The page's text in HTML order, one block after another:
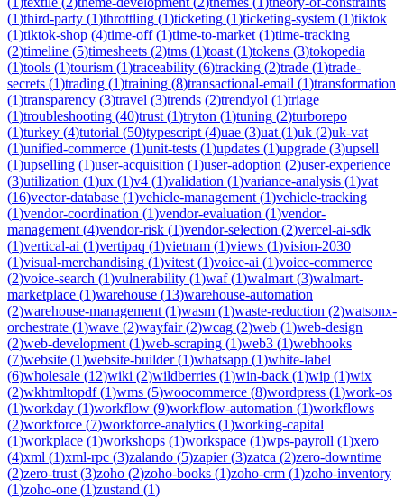
(1)third-party (1)throttling (1)ticketing (1)ticketing-system (1)tiktok
(1)tiktok-shop (4)time-off(1)time-to-market (1)time-tracking
(2)timeline (5)timesheets (2)tms (1)toast (1)tokens (3)tokopedia
(1)tools (1)tourism (1)traceability (6)tracking (2)trade (1)trade-
secrets (1)trading (1)training (8)transactional-email (1)transformation
(1)transparency (3)travel (3)trends (2)trendyol (1)triage
(1)troubleshooting (40)trust (1)tryton (1)tuning (2)turborepo
(1)turkey (4)tutorial (50)typescript (4)uae (3)uat (1)uk (2)uk-vat
(1)unified-commerce (1)unit-tests (1)updates (1)upgrade (3)upsell
(1)upselling (1)user-acquisition (1)user-adoption (2)user-experience
(3)utilization (1)ux (1)v4 (1)validation (1)variance-analysis (1)vat
(16)vector-database (1)vehicle-management (1)vehicle-tracking
(1)vendor-coordination (1)vendor-evaluation (1)vendor-
management (4)vendor-risk (1)vendor-selection (2)vercel-ai-sdk
(1)vertical-ai (1)vertipaq (1)vietnam (1)views (1)vision-2030
(1)visual-merchandising (1)vitest (1)voice-ai (1)voice-commerce
(2)voice-search (1)vulnerability (1)waf(1)walmart (3)walmart-
marketplace (1)warehouse (13)warehouse-automation
(2)warehouse-management (1)wasm (1)waste-reduction (2)watsonx-
orchestrate (1)wave (2)wayfair(2)wcag (2)web (1)web-design
(2)web-development (1)web-scraping (1)web3 (1)webhooks
(7)website (1)website-builder(1)whatsapp (1)white-label
(6)wholesale (12)wiki (2)wildberries (1)win-back (1)wip (1)wix
(2)wkhtmltopdf(1)wms (5)woocommerce (8)wordpress (1)work-os
(1)workday (1)workflow (9)workflow-automation (1)workflows
(2)workforce (7)workforce-analytics (1)working-capital
(1)workplace (1)workshops (1)workspace (1)wps-payroll (1)xero
(4)xml (1)xml-rpc (3)zalando (5)zapier(3)zatca (2)zero-downtime
(2)zero-trust (3)zoho (2)zoho-books (1)zoho-crm (1)zoho-inventory
(1)zoho-one (1)zustand (1)